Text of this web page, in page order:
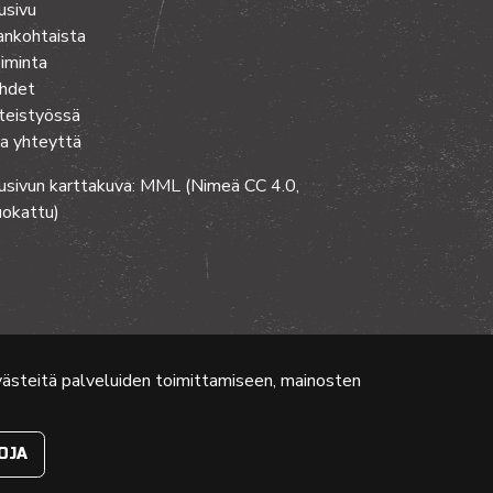
palveluiden toimittamiseen, mainosten
yhteyttä
karttakuva: MML (Nimeä CC 4.0,